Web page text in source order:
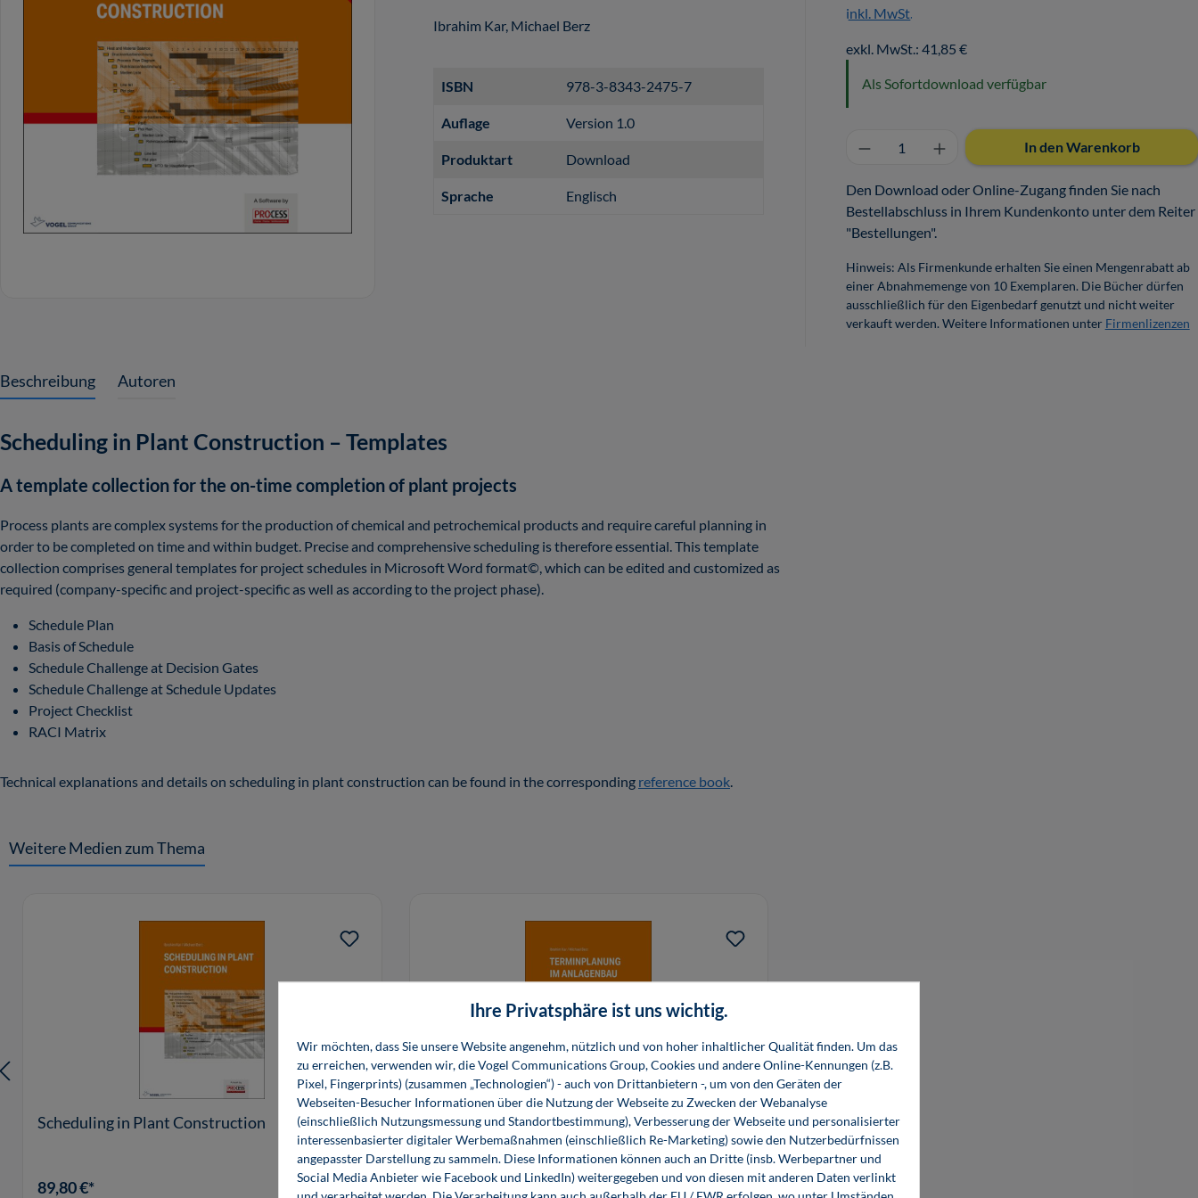
Ibrahim Kar, Michael Berz
ISBN 978-3-8343-2475-7
Auflage Version 1.0
Produktart Download
Sprache Englisch
inkl. MwSt.
exkl. MwSt.: 41,85 €
Als Sofortdownload verfügbar
Produkt Anzahl: Gib denIn den Warenkorb
Den Download oder Online-Zugang finden Sie nach
Bestellabschluss in Ihrem Kundenkonto unter dem Reiter
"Bestellungen".
Hinweis: Als Firmenkunde erhalten Sie einen Mengenrabatt ab
einer Abnahmemenge von 10 Exemplaren. Die Bücher dürfen
ausschließlich für den Eigenbedarf genutzt und nicht weiter
verkauft werden. Weitere Informationen unter Firmenlizenzen
Beschreibung Autoren
Scheduling in Plant Construction – Templates
A template collection for the on-time completion of plant projects
Process plants are complex systems for the production of chemical and petrochemical products and require careful planning in
order to be completed on time and within budget. Precise and comprehensive scheduling is therefore essential. This template
collection comprises general templates for project schedules in Microsoft Word format©, which can be edited and customized as
required (company-specific and project-specific as well as according to the project phase).
Schedule Plan
Basis of Schedule
Schedule Challenge at Decision Gates
Schedule Challenge at Schedule Updates
Project Checklist
RACI Matrix
Technical explanations and details on scheduling in plant construction can be found in the corresponding reference book.
Weitere Medien zum Thema
Scheduling in Plant Construction
89,80 €*
Terminplanung im Anlagenbau
89,80 €* 89,80 €*
Cost Estimation in Plant Construction
119,80 €* 119,80 €*
Ihre Privatsphäre ist uns wichtig.
Wir möchten, dass Sie unsere Website angenehm, nützlich und von hoher inhaltlicher Qualität finden. Um das
zu erreichen, verwenden wir, die Vogel Communications Group, Cookies und andere Online-Kennungen (z.B.
Pixel, Fingerprints) (zusammen „Technologien“) - auch von Drittanbietern -, um von den Geräten der
Webseiten-Besucher Informationen über die Nutzung der Webseite zu Zwecken der Webanalyse
(einschließlich Nutzungsmessung und Standortbestimmung), Verbesserung der Webseite und personalisierter
interessenbasierter digitaler Werbemaßnahmen (einschließlich Re-Marketing) sowie den Nutzerbedürfnissen
angepasster Darstellung zu sammeln. Diese Informationen können auch an Dritte (insb. Werbepartner und
Social Media Anbieter wie Facebook und LinkedIn) weitergegeben und von diesen mit anderen Daten verlinkt
und verarbeitet werden. Die Verarbeitung kann auch außerhalb der EU / EWR erfolgen, wo unter Umständen